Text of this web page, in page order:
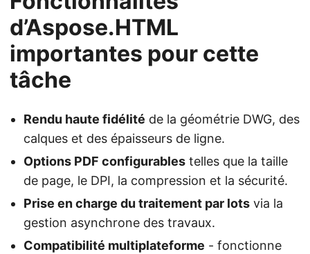
d’Aspose.HTML
importantes pour cette
tâche
Rendu haute fidélité de la géométrie DWG, des
calques et des épaisseurs de ligne.
Options PDF configurables telles que la taille
de page, le DPI, la compression et la sécurité.
Prise en charge du traitement par lots via la
gestion asynchrone des travaux.
Compatibilité multiplateforme - fonctionne